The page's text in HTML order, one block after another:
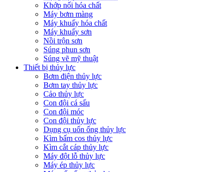
Khớp nối hóa chất
Máy bơm màng
Máy khuấy hóa chất
Máy khuấy sơn
Nồi trộn sơn
Súng phun sơn
Súng vẽ mỹ thuật
Thiết bị thủy lực
Bơm điện thủy lực
Bơm tay thủy lực
Cảo thủy lực
Con đội cá sấu
Con đội móc
Con đội thủy lực
Dụng cụ uốn ống thủy lực
Kìm bấm cos thủy lực
Kìm cắt cáp thủy lực
Máy đột lỗ thủy lực
Máy ép thủy lực